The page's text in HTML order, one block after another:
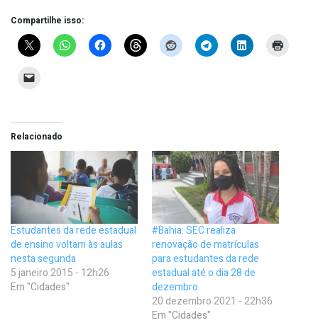
Compartilhe isso:
Relacionado
Estudantes da rede estadual
de ensino voltam às aulas
nesta segunda
5 janeiro 2015 - 12h26
Em "Cidades"
#Bahia: SEC realiza
renovação de matrículas
para estudantes da rede
estadual até o dia 28 de
dezembro
20 dezembro 2021 - 22h36
Em "Cidades"